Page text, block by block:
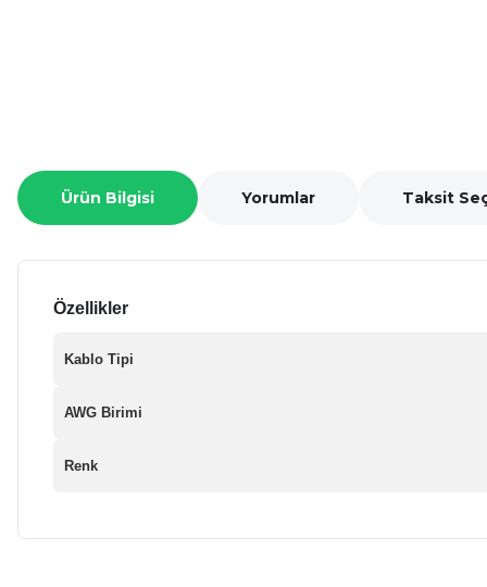
Ürün Bilgisi Yorumlar Taksit
Özellikler
Kablo Tipi
AWG Birimi
Renk